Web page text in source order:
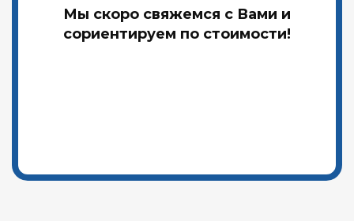
Мы скоро свяжемся с Вами и
сориентируем по стоимости!